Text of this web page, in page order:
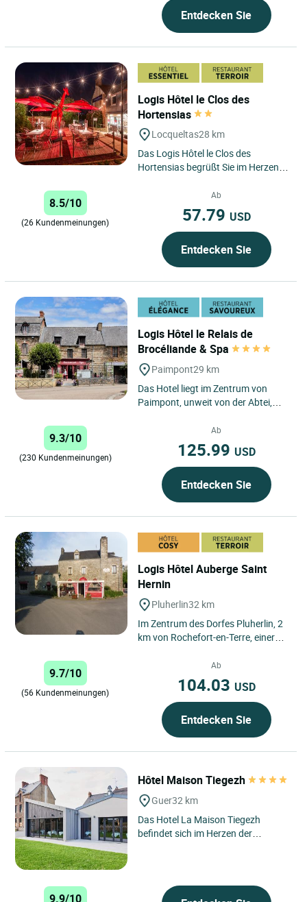
Entdecken Sie
Logis Hôtel le Clos des
Hortensias
Locqueltas28 km
Das Logis Hôtel le Clos des
Hortensias begrüßt Sie im Herzen
einem charmanten, typischen...
8.5/10
(26 Kundenmeinungen)
Ab
57.79 USD
Entdecken Sie
Logis Hôtel le Relais de
Brocéliande & Spa
Paimpont29 km
Das Hotel liegt im Zentrum von
Paimpont, unweit von der Abtei,
renoviert. Das „Relais de
Brocéliande“...
9.3/10
(230 Kundenmeinungen)
Ab
125.99 USD
Entdecken Sie
Logis Hôtel Auberge Saint
Hernin
Pluherlin32 km
Im Zentrum des Dorfes Pluherlin, 2
km von Rochefort-en-Terre, einer
Departement Morbihan,...
9.7/10
(56 Kundenmeinungen)
Ab
104.03 USD
Entdecken Sie
Hôtel Maison Tiegezh
Guer32 km
Das Hotel La Maison Tiegezh
befindet sich im Herzen der
9.9/10